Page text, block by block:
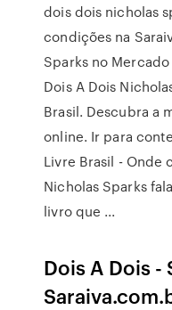
dois dois nicholas
condições na
Sparks no
Dois A Dois
Brasil. Descubra a
online. Ir para
Livre Brasil - Onde
Nicholas Sparks
livro que ...
Dois A Dois -